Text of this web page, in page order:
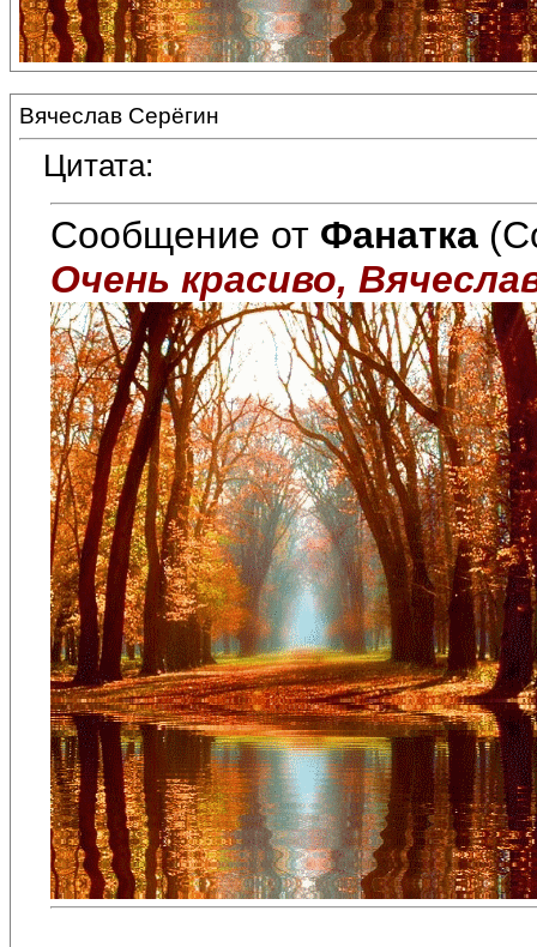
Вячеслав Серёгин
Цитата:
Сообщение от Фанатка
Очень красиво,